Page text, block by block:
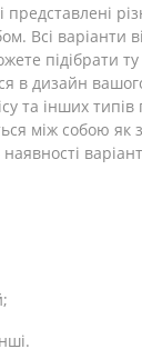
Всі варіанти
підібрати
в дизайн
та інших
між собою